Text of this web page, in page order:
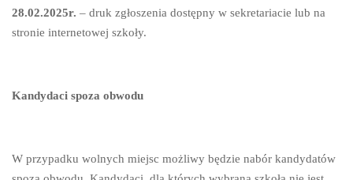
28.02.2025r. – druk zgłoszenia dostępny w sekretariacie lub na
stronie internetowej szkoły.
Kandydaci spoza obwodu
W przypadku wolnych miejsc możliwy będzie nabór kandydatów